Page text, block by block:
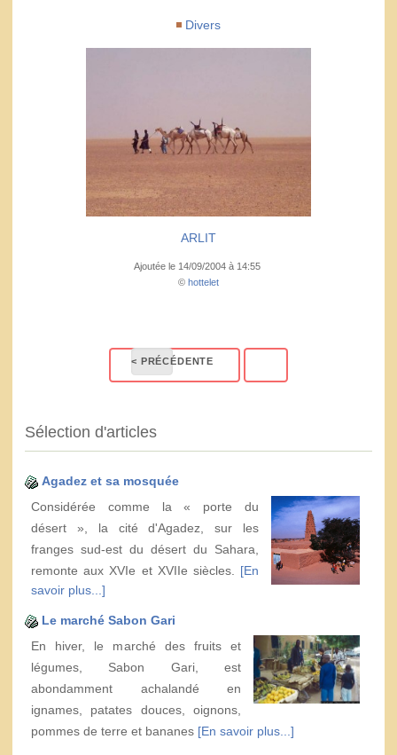
Divers
ARLIT
Ajoutée le 14/09/2004 à 14:55
© hottelet
Sélection d'articles
Agadez et sa mosquée
Considérée comme la « porte du
désert », la cité d'Agadez, sur les
franges sud-est du désert du Sahara,
remonte aux XVIe et XVIIe siècles. [En
savoir plus...]
Le marché Sabon Gari
En hiver, le marché des fruits et
légumes, Sabon Gari, est
abondamment achalandé en
ignames, patates douces, oignons,
pommes de terre et bananes [En savoir plus...]